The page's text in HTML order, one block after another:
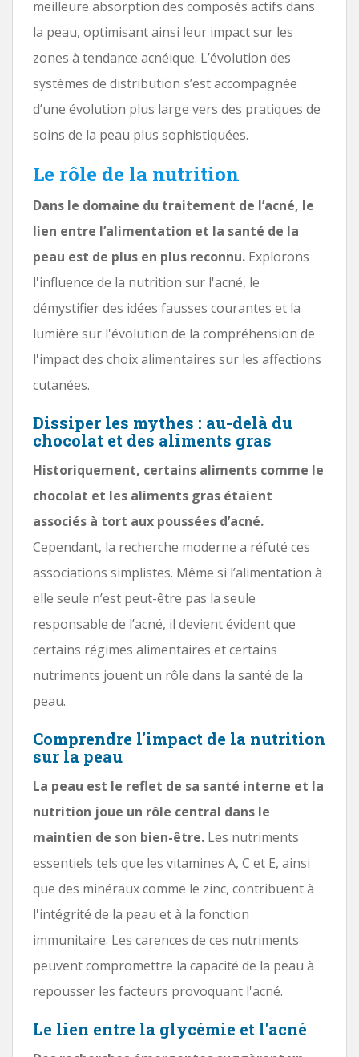
meilleure absorption des composés actifs dans
la peau, optimisant ainsi leur impact sur les
zones à tendance acnéique. L’évolution des
systèmes de distribution s’est accompagnée
d’une évolution plus large vers des pratiques de
soins de la peau plus sophistiquées.
Le rôle de la nutrition
Dans le domaine du traitement de l’acné, le
lien entre l’alimentation et la santé de la
peau est de plus en plus reconnu. Explorons
l'influence de la nutrition sur l'acné, le
démystifier des idées fausses courantes et la
lumière sur l'évolution de la compréhension de
l'impact des choix alimentaires sur les affections
cutanées.
Dissiper les mythes : au-delà du
chocolat et des aliments gras
Historiquement, certains aliments comme le
chocolat et les aliments gras étaient
associés à tort aux poussées d’acné.
Cependant, la recherche moderne a réfuté ces
associations simplistes. Même si l’alimentation à
elle seule n’est peut-être pas la seule
responsable de l’acné, il devient évident que
certains régimes alimentaires et certains
nutriments jouent un rôle dans la santé de la
peau.
Comprendre l'impact de la nutrition
sur la peau
La peau est le reflet de sa santé interne et la
nutrition joue un rôle central dans le
maintien de son bien-être. Les nutriments
essentiels tels que les vitamines A, C et E, ainsi
que des minéraux comme le zinc, contribuent à
l'intégrité de la peau et à la fonction
immunitaire. Les carences de ces nutriments
peuvent compromettre la capacité de la peau à
repousser les facteurs provoquant l'acné.
Le lien entre la glycémie et l'acné